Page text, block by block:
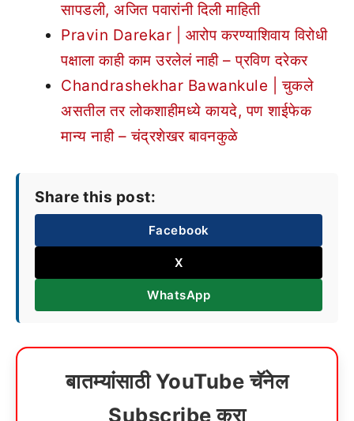
सापडली, अजित पवारांनी दिली माहिती
Pravin Darekar | आरोप करण्याशिवाय विरोधी
पक्षाला काही काम उरलेलं नाही – प्रविण दरेकर
Chandrashekhar Bawankule | चुकले
असतील तर लोकशाहीमध्ये कायदे, पण शाईफेक
मान्य नाही – चंद्रशेखर बावनकुळे
Share this post:
Facebook
X
WhatsApp
बातम्यांसाठी YouTube चॅनेल
Subscribe करा